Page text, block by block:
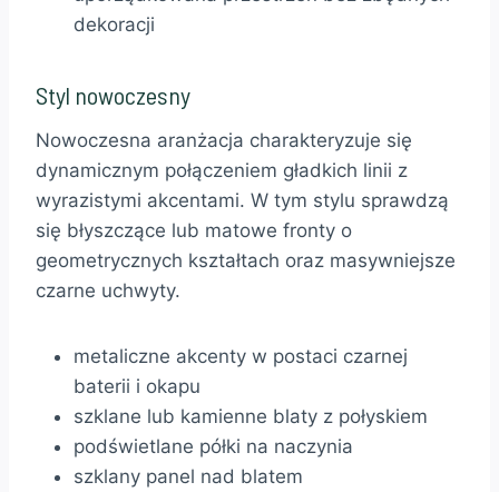
dekoracji
Styl nowoczesny
Nowoczesna aranżacja charakteryzuje się
dynamicznym połączeniem gładkich linii z
wyrazistymi akcentami. W tym stylu sprawdzą
się błyszczące lub matowe fronty o
geometrycznych kształtach oraz masywniejsze
czarne uchwyty.
metaliczne akcenty w postaci czarnej
baterii i okapu
szklane lub kamienne blaty z połyskiem
podświetlane półki na naczynia
szklany panel nad blatem